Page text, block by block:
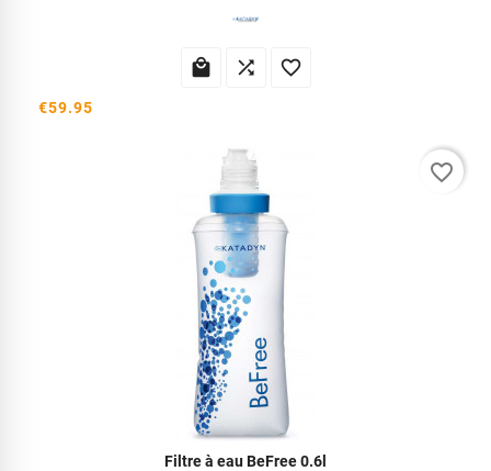
  
€59.95
Filtre à eau BeFree 0.6l
favorite_border